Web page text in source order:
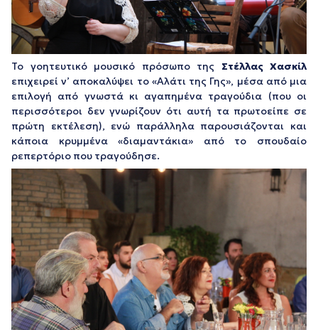
Το γοητευτικό μουσικό πρόσωπο της Στέλλας Χασκίλ
επιχειρεί ν’ αποκαλύψει το «Αλάτι της Γης», μέσα από μια
επιλογή από γνωστά κι αγαπημένα τραγούδια (που οι
περισσότεροι δεν γνωρίζουν ότι αυτή τα πρωτοείπε σε
πρώτη εκτέλεση), ενώ παράλληλα παρουσιάζονται και
κάποια κρυμμένα «διαμαντάκια» από το σπουδαίο
ρεπερτόριο που τραγούδησε.